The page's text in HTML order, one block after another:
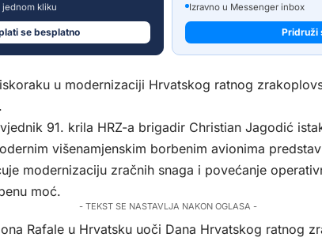
jednom kliku
se besplatno
Izravno u Messenger inbox
Pridruži
u modernizaciji Hrvatskog ratnog
91. krila HRZ-a brigadir Christian Jagodić
višenamjenskim borbenim avionima
modernizaciju zračnih snaga i povećanje
moć.
- TEKST SE NASTAVLJA NAKON OGLASA -
Rafale u Hrvatsku uoči Dana Hrvatskog ratnog